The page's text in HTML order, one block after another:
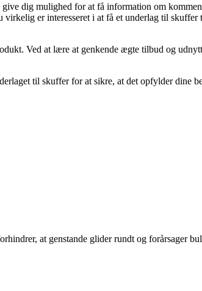
dig mulighed for at få information om
er interesseret i at få et underlag til
Ved at lære at genkende ægte tilbud og
til skuffer for at sikre, at det opfylder dine
at genstande glider rundt og forårsager